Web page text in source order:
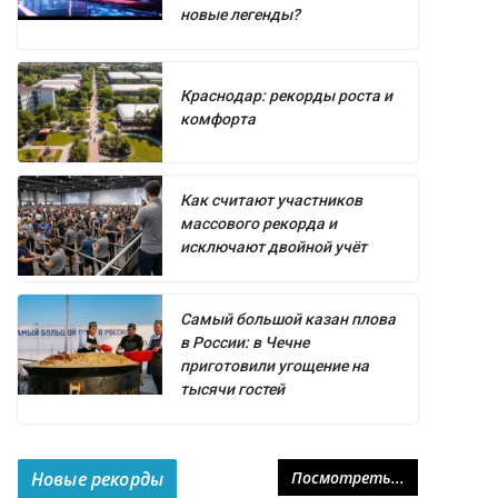
новые легенды?
Краснодар: рекорды роста и
комфорта
Как считают участников
массового рекорда и
исключают двойной учёт
Самый большой казан плова
в России: в Чечне
приготовили угощение на
тысячи гостей
Новые рекорды Посмотреть...